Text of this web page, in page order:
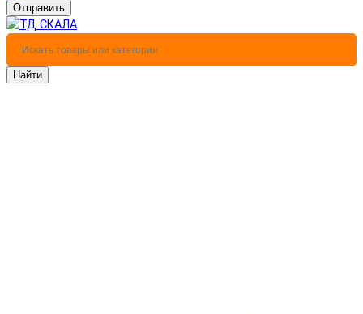
Отправить
Найти